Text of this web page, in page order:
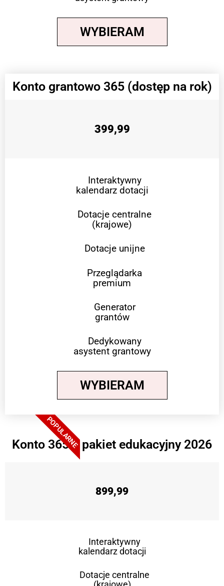
WYBIERAM
Konto grantowo 365 (dostęp na rok)
399,99
Interaktywny
kalendarz dotacji
Dotacje centralne
(krajowe)
Dotacje unijne
Przeglądarka
premium
Generator
grantów
Dedykowany
asystent grantowy
WYBIERAM
POPULARNE
Konto 365 + pakiet edukacyjny 2026
899,99
Interaktywny
kalendarz dotacji
Dotacje centralne